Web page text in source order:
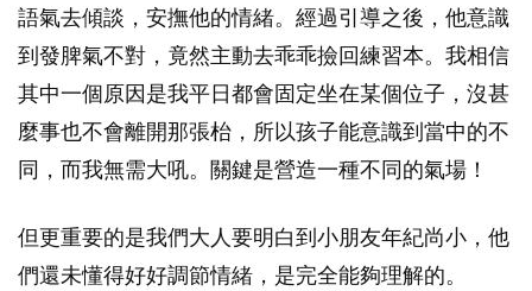
語氣去傾談，安撫他的情緒。經過引導之後，他意識
到發脾氣不對，竟然主動去乖乖撿回練習本。我相信
其中一個原因是我平日都會固定坐在某個位子，沒甚
麼事也不會離開那張枱，所以孩子能意識到當中的不
同，而我無需大吼。關鍵是營造一種不同的氣場！
但更重要的是我們大人要明白到小朋友年紀尚小，他
們還未懂得好好調節情緒，是完全能夠理解的。